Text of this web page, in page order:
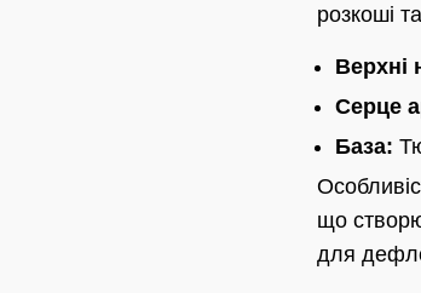
розкоші
Верхні
Серце
База:
що
для